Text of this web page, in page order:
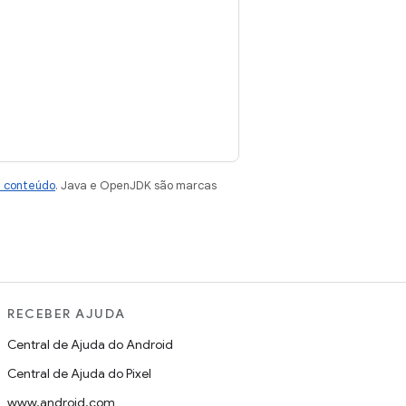
conteúdo. Java e OpenJDK são marcas
RECEBER AJUDA
Central de Ajuda do Android
Central de Ajuda do Pixel
www.android.com